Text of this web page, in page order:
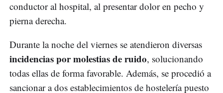
conductor al hospital, al presentar dolor en pecho y
pierna derecha.
Durante la noche del viernes se atendieron diversas
incidencias por molestias de ruido, solucionando
todas ellas de forma favorable. Además, se procedió a
sancionar a dos establecimientos de hostelería puesto